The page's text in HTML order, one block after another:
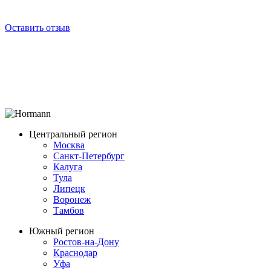
Оставить отзыв
Центральный регион
Москва
Санкт-Петербург
Калуга
Тула
Липецк
Воронеж
Тамбов
Южный регион
Ростов-на-Дону
Краснодар
Уфа